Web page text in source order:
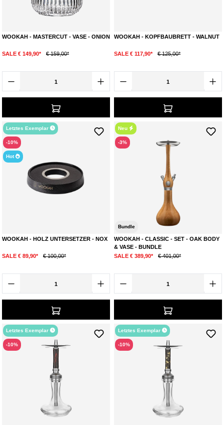
WOOKAH - MASTERCUT - VASE - ONION
SALE € 149,90* € 159,00*
WOOKAH - KOPFBAUBRETT - WALNUT
SALE € 117,90* € 125,00*
Letztes Exemplar
-10%
Hot
WOOKAH - HOLZ UNTERSETZER - NOX
SALE € 89,90* € 100,00*
Neu
-3%
Bundle
WOOKAH - CLASSIC - SET - OAK BODY
& VASE - BUNDLE
SALE € 389,90*
€ 401,00*
Letztes Exemplar
-10%
Letztes Exemplar
-10%